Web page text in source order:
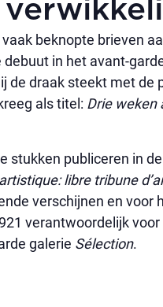
beknopte brieven
in het avant-
draak steekt met de
als titel: Drie weken
stukken publiceren in
libre tribune
verschijnen en voor
verantwoordelijk
galerie Sélection.